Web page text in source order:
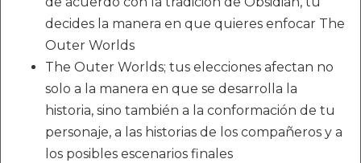
decides la manera en que quieres enfocar The
Outer Worlds
The Outer Worlds; tus elecciones afectan no
solo a la manera en que se desarrolla la
historia, sino también a la conformación de tu
personaje, a las historias de los compañeros y a
los posibles escenarios finales